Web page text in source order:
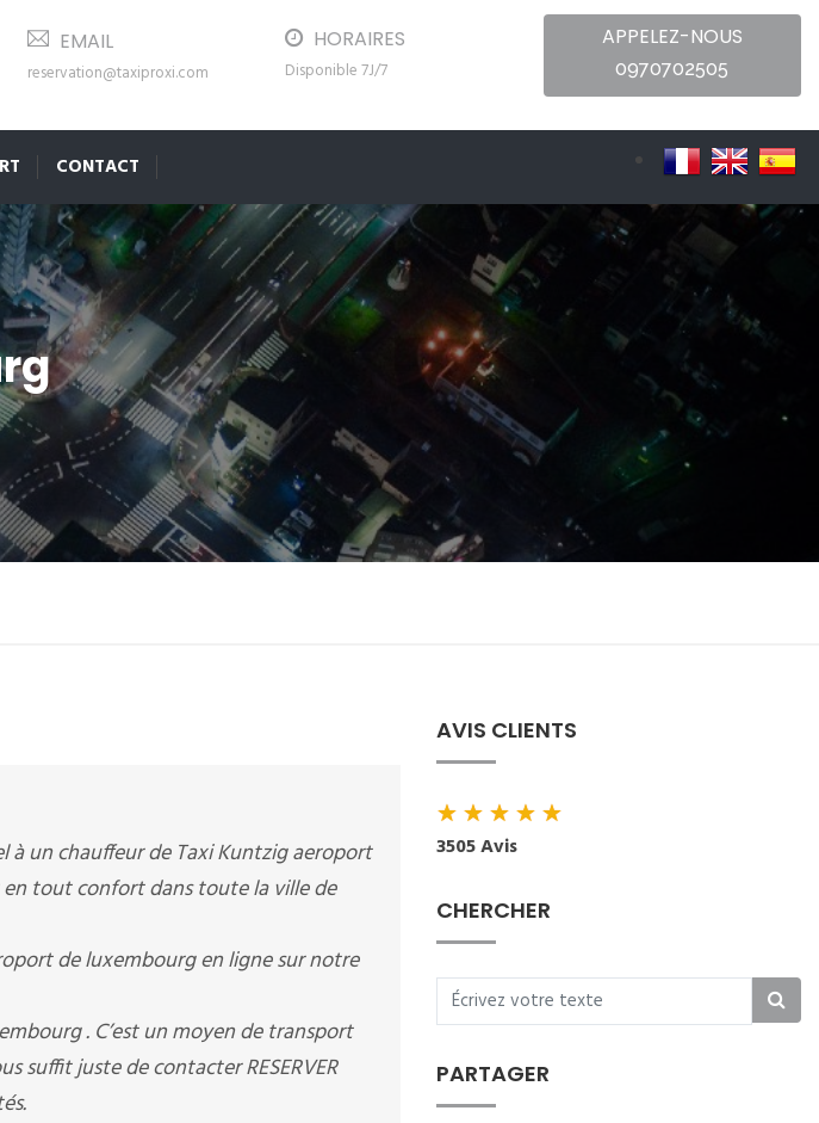
EMAIL
reservation@taxiproxi.com
HORAIRES
Disponible 7J/7
APPELEZ-NOUS
0970702505
CONTACT
à un chauffeur de Taxi Kuntzig aeroport
en tout confort dans toute la ville de
de luxembourg en ligne sur notre
. C’est un moyen de transport
suffit juste de contacter RESERVER
AVIS CLIENTS
★★★★★
3505 Avis
CHERCHER
PARTAGER